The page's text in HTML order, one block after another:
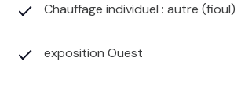
Chauffage individuel : autre (fioul)
exposition Ouest